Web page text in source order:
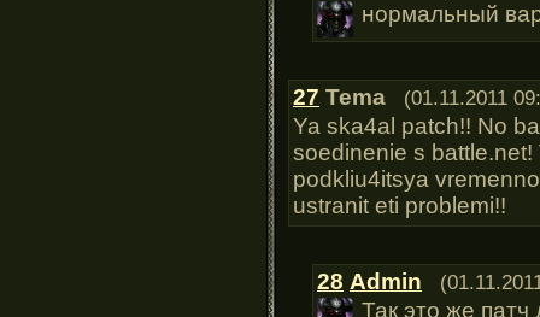
нормальный
27 Tema (01.11.2011
Ya ska4al patch!! No
soedinenie s
podkliu4itsya
ustranit eti problemi!!
28 Admin
Так это же